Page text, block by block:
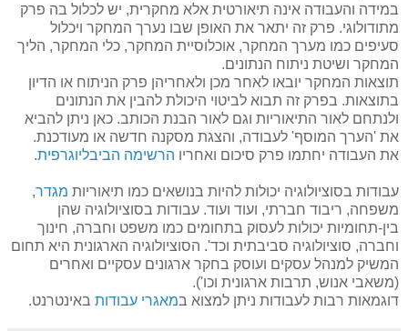
במידה והעבודה אינה תיאורטית אלא מחקרית, יש לכלול בה פרק
מתודולוגי. פרק זה יתאר את האופן שבו נערך המחקר ויכלול
סעיפים כמו מערך המחקר, אוכלוסיית המחקר, כלי המחקר, הליך
המחקר ושיטת ניתוח הנתונים.
תוצאות המחקר יובאו לאחר מכן ולאחריהן פרק הניתוח או הדיון
בתוצאות. בפרק זה תבוא לביטוי היכולת להבין את הנתונים
ולנתחם לאור התיאוריות וגם לאור הבנת הכותב. כאן ניתן להביא
את 'הערך המוסף' לעבודה, והצגת מסקנה חדשה או מעודכנת.
את העבודה יחתמו פרק סיכום ואחריו הרשימה הביבליוגרפית.
עבודות בסוציולוגיה יכולות להיות בנושאים כמו תיאוריות מגדר,
משפחה, ריבוד חברתי, ועוד ועוד. עבודות בסוציולוגיה שהן
בין-תחומיות יכולות לעסוק בתחומים כמו משפט וחברה, חינוך
וחברה, סוציולוגיה סביבתית וכד'. הסוציולוגיה הארגונית היא תחום
המשיק למנהל עסקים ועוסק בחקר ארגונים עסקיים ואחרים
(משאבי אנוש, תרבות ארגונית וכו').
דוגמאות רבות לעבודות ניתן למצוא במאגרי עבודות באינטרנט.